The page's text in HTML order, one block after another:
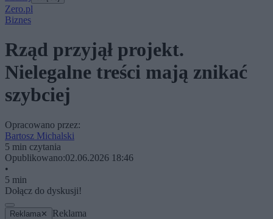
Zero.pl
Biznes
Rząd przyjął projekt.
Nielegalne treści mają znikać
szybciej
Opracowano przez:
Bartosz Michalski
5 min czytania
Opublikowano:02.06.2026 18:46
•
5 min
Dołącz do dyskusji!
Reklama ✕ Reklama